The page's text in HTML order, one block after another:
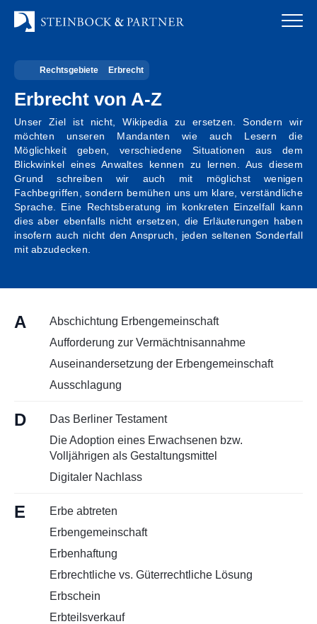
Inhalt
springen
Startseite
Kanzlei
Team
Standorte
Rechtsgebiete
Steuerberatung
Kontakt
Rechtsgebiete Erbrecht
Erbrecht von A-Z
Unser Ziel ist nicht, Wikipedia zu ersetzen. Sondern wir
möchten unseren Mandanten wie auch Lesern die
Möglichkeit geben, verschiedene Situationen aus dem
Blickwinkel eines Anwaltes kennen zu lernen. Aus diesem
Grund schreiben wir auch mit möglichst wenigen
Fachbegriffen, sondern bemühen uns um klare, verständliche
Sprache. Eine Rechtsberatung im konkreten Einzelfall kann
dies aber ebenfalls nicht ersetzen, die Erläuterungen haben
insofern auch nicht den Anspruch, jeden seltenen Sonderfall
mit abzudecken.
A
Abschichtung Erbengemeinschaft
Aufforderung zur Vermächtnisannahme
Auseinandersetzung der Erbengemeinschaft
Ausschlagung
D
Das Berliner Testament
Die Adoption eines Erwachsenen bzw.
Volljährigen als Gestaltungsmittel
Digitaler Nachlass
E
Erbe abtreten
Erbengemeinschaft
Erbenhaftung
Erbrechtliche vs. Güterrechtliche Lösung
Erbschein
Erbteilsverkauf